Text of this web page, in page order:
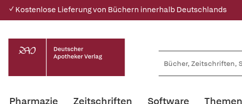
✓ Kostenlose Lieferung von Büchern innerhalb Deutschlands
Pharmazie Zeitschriften Software